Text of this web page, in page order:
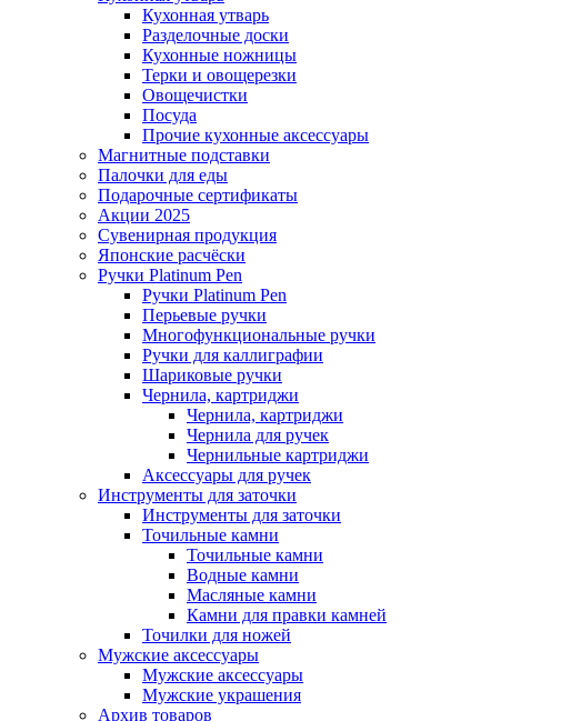
Кухонная утварь
Разделочные доски
Кухонные ножницы
Терки и овощерезки
Овощечистки
Посуда
Прочие кухонные аксессуары
Магнитные подставки
Палочки для еды
Подарочные сертификаты
Акции 2025
Сувенирная продукция
Японские расчёски
Ручки Platinum Pen
Ручки Platinum Pen
Перьевые ручки
Многофункциональные ручки
Ручки для каллиграфии
Шариковые ручки
Чернила, картриджи
Чернила, картриджи
Чернила для ручек
Чернильные картриджи
Аксессуары для ручек
Инструменты для заточки
Инструменты для заточки
Точильные камни
Точильные камни
Водные камни
Масляные камни
Камни для правки камней
Точилки для ножей
Мужские аксессуары
Мужские аксессуары
Мужские украшения
Архив товаров